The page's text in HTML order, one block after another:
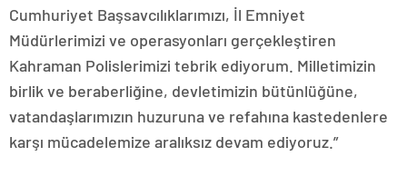
Cumhuriyet Başsavcılıklarımızı, İl Emniyet
Müdürlerimizi ve operasyonları gerçekleştiren
Kahraman Polislerimizi tebrik ediyorum. Milletimizin
birlik ve beraberliğine, devletimizin bütünlüğüne,
vatandaşlarımızın huzuruna ve refahına kastedenlere
karşı mücadelemize aralıksız devam ediyoruz.”